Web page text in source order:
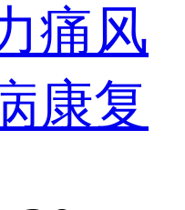
痛风
康复